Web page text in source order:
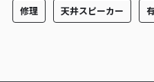
修理 天井スピーカー